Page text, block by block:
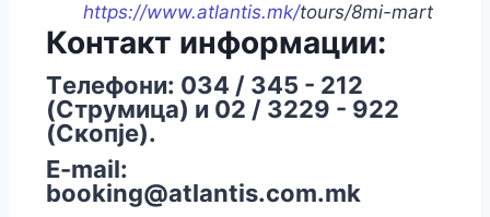
https://www.atlantis.mk/tours/8mi-mart
Контакт информации:
Tелефони: 034 / 345 - 212
(Струмица) и 02 / 3229 - 922
(Скопје).
E-mail:
booking@atlantis.com.mk